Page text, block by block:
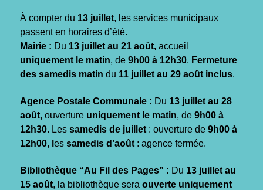
À compter du 13 juillet, les services municipaux
passent en horaires d’été.
Mairie : Du 13 juillet au 21 août, accueil
uniquement le matin, de 9h00 à 12h30. Fermeture
des samedis matin du 11 juillet au 29 août inclus.
Agence Postale Communale : Du 13 juillet au 28
août, ouverture uniquement le matin, de 9h00 à
12h30. Les samedis de juillet : ouverture de 9h00 à
12h00, l es samedis d’août : agence fermée.
Bibliothèque “Au Fil des Pages” : Du 13 juillet au
15 août, la bibliothèque sera ouverte uniquement